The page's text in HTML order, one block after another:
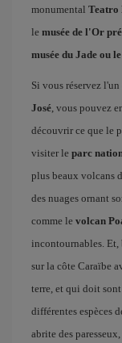
monumental Teatro
le musée de l'Or
musée du Jade ou
Si vous réservez l'un
José , vous pouvez
découvrir ce que le
visiter le parc
plus beaux volcans
des nuages ornant
comme le volcan
incontournables. Et,
sur la côte Caraïbe
terre, et qui doit
différentes espèces
abrite des